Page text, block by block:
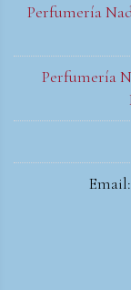
Perfumería
Perfumería